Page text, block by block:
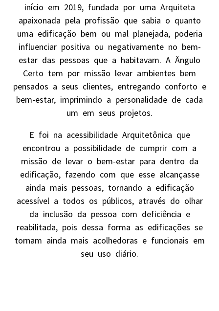
início em 2019, fundada por uma Arquiteta
apaixonada pela profissão que sabia o quanto
uma edificação bem ou mal planejada, poderia
influenciar positiva ou negativamente no bem-
estar das pessoas que a habitavam. A Ângulo
Certo tem por missão levar ambientes bem
pensados a seus clientes, entregando conforto e
bem-estar, imprimindo a personalidade de cada
um em seus projetos.
E foi na acessibilidade Arquitetônica que
encontrou a possibilidade de cumprir com a
missão de levar o bem-estar para dentro da
edificação, fazendo com que esse alcançasse
ainda mais pessoas, tornando a edificação
acessível a todos os públicos, através do olhar
da inclusão da pessoa com deficiência e
reabilitada, pois dessa forma as edificações se
tornam ainda mais acolhedoras e funcionais em
seu uso diário.